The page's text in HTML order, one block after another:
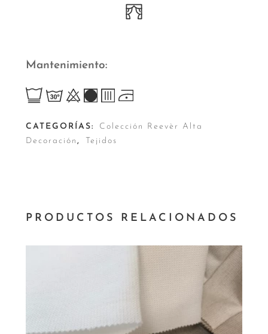
Mantenimiento
CATEGORÍAS:
Colección Reevèr Alta
Decoración , Tejidos
PRODUCTOS RELACIONADOS